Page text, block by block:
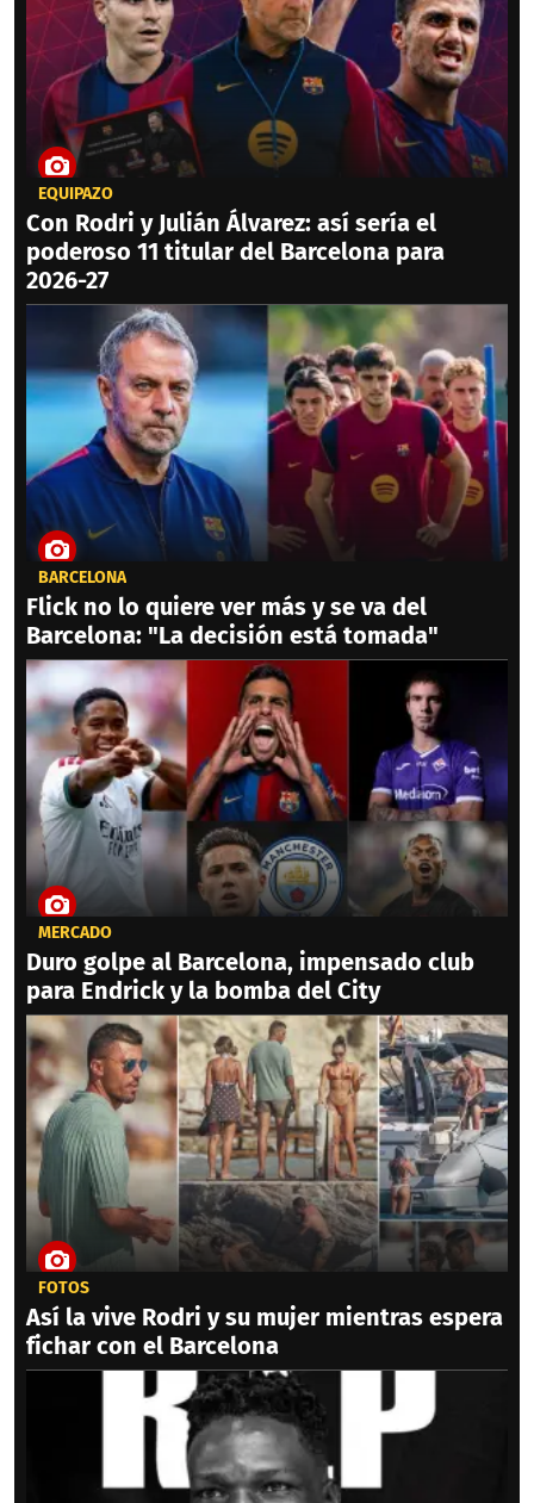
EQUIPAZO
Con Rodri y Julián Álvarez: así sería el
poderoso 11 titular del Barcelona para
2026-27
BARCELONA
Flick no lo quiere ver más y se va del
Barcelona: "La decisión está tomada"
MERCADO
Duro golpe al Barcelona, impensado club
para Endrick y la bomba del City
FOTOS
Así la vive Rodri y su mujer mientras espera
fichar con el Barcelona